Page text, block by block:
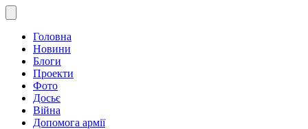
Головна
Новини
Блоги
Проекти
Фото
Досьє
Війна
Допомога армії